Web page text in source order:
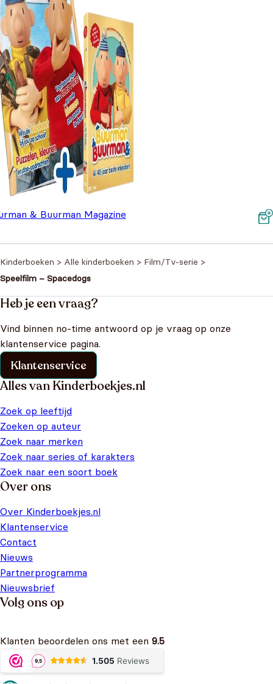
& Buurman Magazine
Kinderboeken > Alle kinderboeken > Film/Tv-serie >
Speelfilm – Spacedogs
Heb je een vraag?
Vind binnen no-time antwoord op je vraag op onze
klantenservice pagina.
Klantenservice
Alles van Kinderboekjes.nl
Zoek op leeftijd
Zoeken op auteur
Zoek naar merken
Zoek naar series of karakters
Zoek naar een soort boek
Over ons
Over Kinderboekjes.nl
Klantenservice
Contact
Nieuws
Partnerprogramma
Nieuwsbrief
Volg ons op
Klanten beoordelen ons met een 9.5